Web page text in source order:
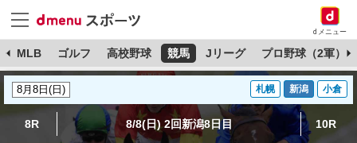
dメニュー
MLB ゴルフ 高校野球 競馬 Jリーグ プロ野球（2軍）
札幌 新潟 小倉
8R 8/8(日) 2回新潟8日目 10R